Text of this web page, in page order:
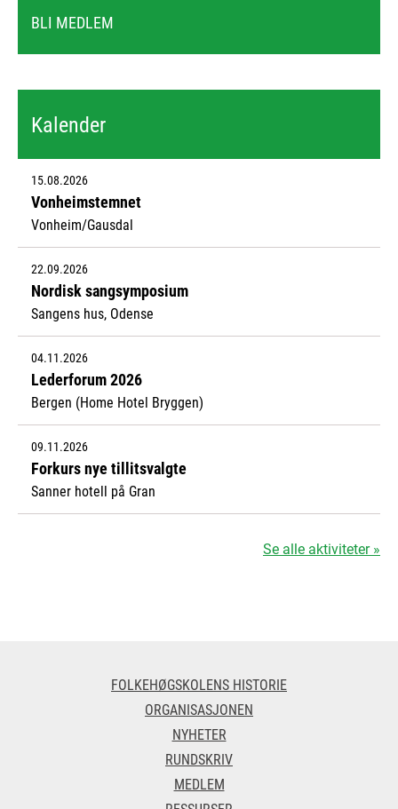
BLI MEDLEM
Kalender
15.08.2026
Vonheimstemnet
Vonheim/Gausdal
22.09.2026
Nordisk sangsymposium
Sangens hus, Odense
04.11.2026
Lederforum 2026
Bergen (Home Hotel Bryggen)
09.11.2026
Forkurs nye tillitsvalgte
Sanner hotell på Gran
Se alle aktiviteter »
FOLKEHØGSKOLENS HISTORIE
ORGANISASJONEN
NYHETER
RUNDSKRIV
MEDLEM